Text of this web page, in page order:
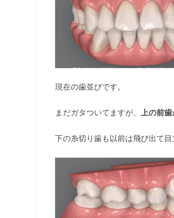
現在の歯並びです。
まだガタついてますが、 上の前
下の糸切り歯も以前は飛び出て